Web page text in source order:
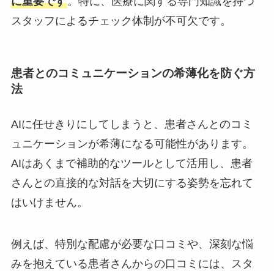
スタッフによるチェック体制が不可欠です。
患者とのコミュニケーションの希薄化を防ぐ方
法
AIに任せきりにしてしまうと、患者さんとのコミ
ュニケーションが希薄になる可能性があります。
AIはあくまで補助的なツールとして活用し、患者
さんとの直接的な対話を大切にする姿勢を忘れて
はいけません。
例えば、特別な配慮が必要な口コミや、深刻な悩
みを抱えている患者さんからの口コミには、スタ